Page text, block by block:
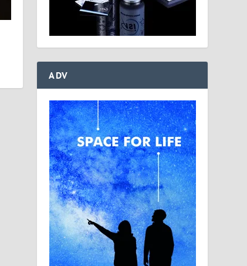
ADV